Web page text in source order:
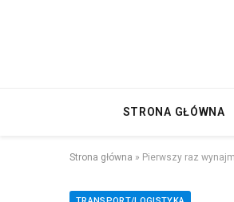
STRONA GŁÓWNA
Strona główna » Pierwszy raz